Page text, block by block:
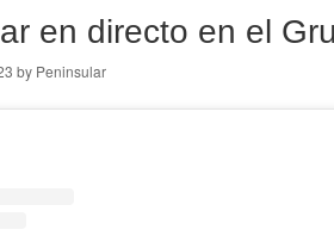
en directo en el
by Peninsular